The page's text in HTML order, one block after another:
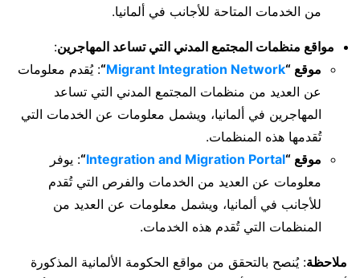
من الخدمات المتاحة للأجانب في ألمانيا.
مواقع منظمات المجتمع المدني التي تساعد المهاجرين:
موقع “Migrant Integration Network
“: يُقدم معلومات
عن العديد من منظمات المجتمع المدني التي تساعد
المهاجرين في ألمانيا، ويشمل معلومات عن الخدمات التي
تُقدمها هذه المنظمات.
موقع “Integration and Migration Portal
“: يوفر
معلومات عن العديد من الخدمات والفرص التي تُقدم
للأجانب في ألمانيا، ويشمل معلومات عن العديد من
المنظمات التي تُقدم هذه الخدمات.
ملاحظة: يُنصح بالتحقق من مواقع الحكومة الألمانية المذكورة